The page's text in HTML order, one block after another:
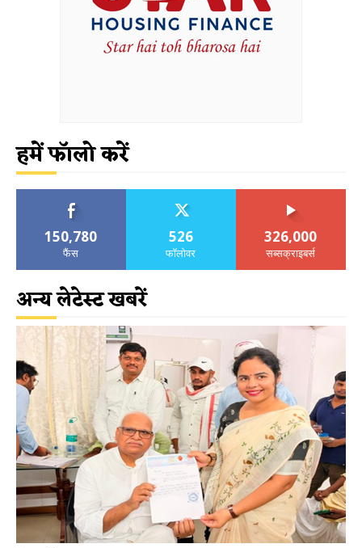
हमें फॉलो करें
150,780
फैंस
526
फॉलोवर
326,000
सब्सक्राइबर्स
अन्य लेटेस्ट खबरें